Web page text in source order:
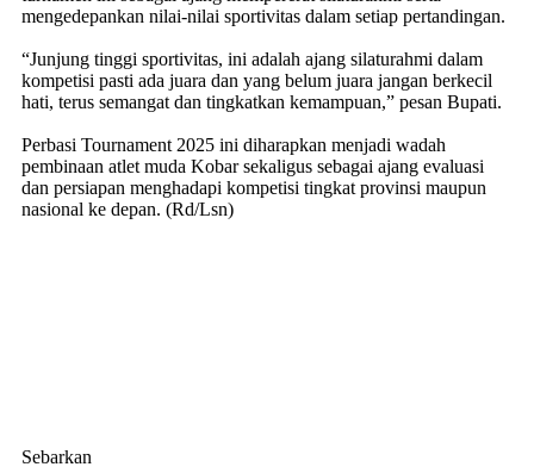
mengedepankan nilai-nilai sportivitas dalam setiap pertandingan.
“Junjung tinggi sportivitas, ini adalah ajang silaturahmi dalam
kompetisi pasti ada juara dan yang belum juara jangan berkecil
hati, terus semangat dan tingkatkan kemampuan,” pesan Bupati.
Perbasi Tournament 2025 ini diharapkan menjadi wadah
pembinaan atlet muda Kobar sekaligus sebagai ajang evaluasi
dan persiapan menghadapi kompetisi tingkat provinsi maupun
nasional ke depan. (Rd/Lsn)
Sebarkan